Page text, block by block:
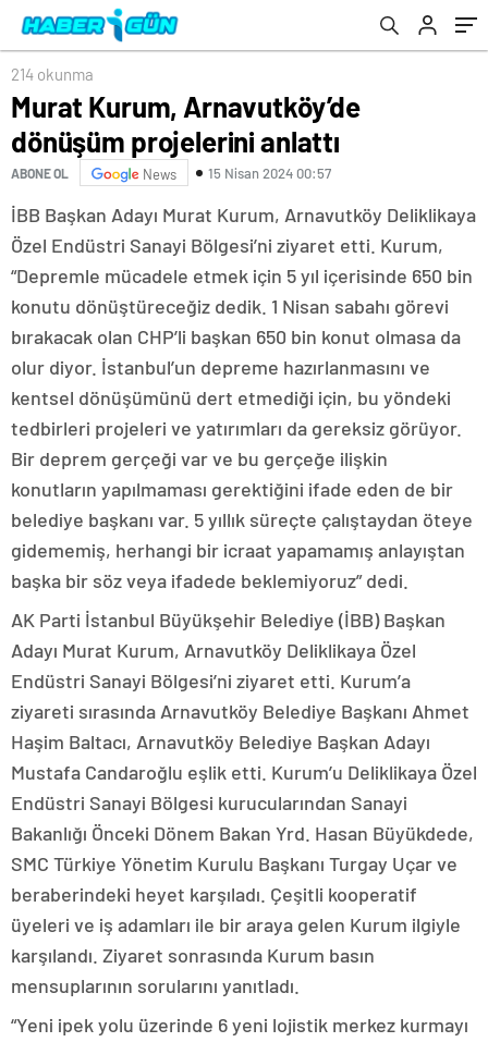
214 okunma
Murat Kurum, Arnavutköy’de
dönüşüm projelerini anlattı
ABONE OL News 15 Nisan 2024 00:57
İBB Başkan Adayı Murat Kurum, Arnavutköy Deliklikaya
Özel Endüstri Sanayi Bölgesi’ni ziyaret etti. Kurum,
“Depremle mücadele etmek için 5 yıl içerisinde 650 bin
konutu dönüştüreceğiz dedik. 1 Nisan sabahı görevi
bırakacak olan CHP’li başkan 650 bin konut olmasa da
olur diyor. İstanbul’un depreme hazırlanmasını ve
kentsel dönüşümünü dert etmediği için, bu yöndeki
tedbirleri projeleri ve yatırımları da gereksiz görüyor.
Bir deprem gerçeği var ve bu gerçeğe ilişkin
konutların yapılmaması gerektiğini ifade eden de bir
belediye başkanı var. 5 yıllık süreçte çalıştaydan öteye
gidememiş, herhangi bir icraat yapamamış anlayıştan
başka bir söz veya ifadede beklemiyoruz” dedi.
AK Parti İstanbul Büyükşehir Belediye (İBB) Başkan
Adayı Murat Kurum, Arnavutköy Deliklikaya Özel
Endüstri Sanayi Bölgesi’ni ziyaret etti. Kurum’a
ziyareti sırasında Arnavutköy Belediye Başkanı Ahmet
Haşim Baltacı, Arnavutköy Belediye Başkan Adayı
Mustafa Candaroğlu eşlik etti. Kurum’u Deliklikaya Özel
Endüstri Sanayi Bölgesi kurucularından Sanayi
Bakanlığı Önceki Dönem Bakan Yrd. Hasan Büyükdede,
SMC Türkiye Yönetim Kurulu Başkanı Turgay Uçar ve
beraberindeki heyet karşıladı. Çeşitli kooperatif
üyeleri ve iş adamları ile bir araya gelen Kurum ilgiyle
karşılandı. Ziyaret sonrasında Kurum basın
mensuplarının sorularını yanıtladı.
“Yeni ipek yolu üzerinde 6 yeni lojistik merkez kurmayı